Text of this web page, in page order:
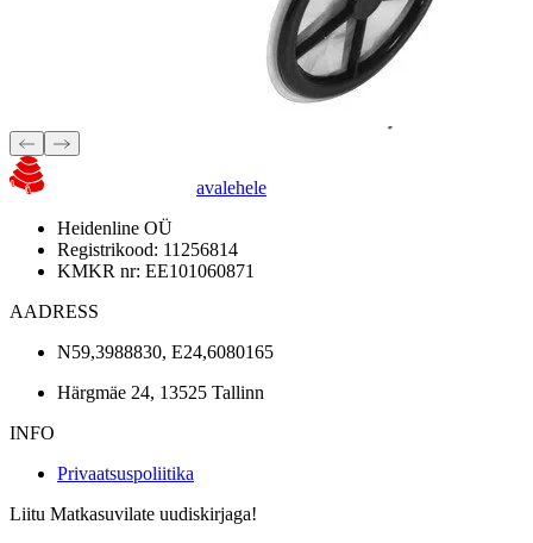
avalehele
Heidenline OÜ
Registrikood: 11256814
KMKR nr: EE101060871
AADRESS
N59,3988830, E24,6080165
Härgmäe 24, 13525 Tallinn
INFO
Privaatsuspoliitika
Liitu Matkasuvilate uudiskirjaga!